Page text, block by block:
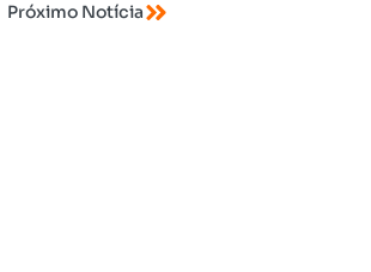
Próximo Notícia